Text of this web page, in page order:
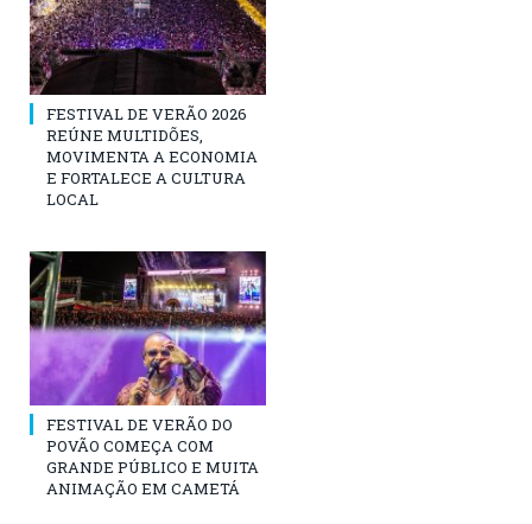
FESTIVAL DE VERÃO 2026
REÚNE MULTIDÕES,
MOVIMENTA A ECONOMIA
E FORTALECE A CULTURA
LOCAL
FESTIVAL DE VERÃO DO
POVÃO COMEÇA COM
GRANDE PÚBLICO E MUITA
ANIMAÇÃO EM CAMETÁ